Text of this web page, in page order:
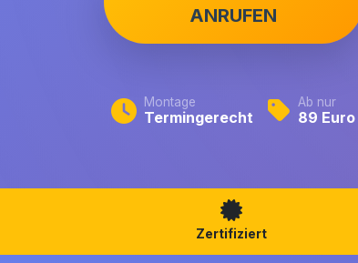
ANRUFEN
Montage
Termingerecht
Ab nur
89 Euro
Zertifiziert